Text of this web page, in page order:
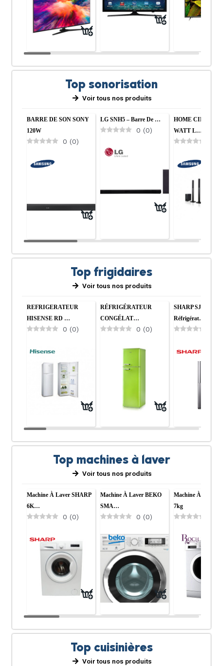
Salon
Top sonorisation
Voir tous nos produits
BARRE DE SON SONY
120W
0 (0)
LG SNH5 – Barre De …
0 (0)
HOME CINEMA
WATT L…
Top frigidaires
Voir tous nos produits
REFRIGERATEUR
HISENSE RD …
0 (0)
RÉFRIGÉRATEUR
CONGÉLAT…
0 (0)
SHARP SJ-14T
Réfrigérat…
Top machines à laver
Voir tous nos produits
Machine À Laver SHARP
6K…
0 (0)
Machine À Laver BEKO
SMA…
0 (0)
Machine À
7kg
Top cuisinières
Voir tous nos produits